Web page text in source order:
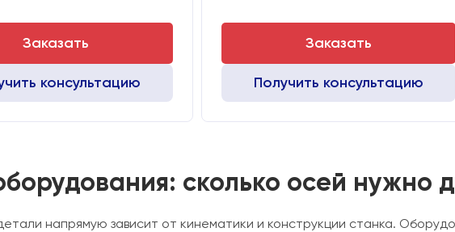
Заказать
консультацию
Заказать
Получить консультацию
сколько осей нужно
напрямую зависит от кинематики и конструкции станка.